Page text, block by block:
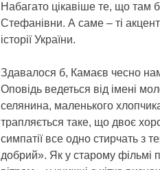
Набагато цікавіше те, що там
Стефанівни. А саме – ті
історії України.
Здавалося б, Камаєв чесно
Оповідь ведеться від імені
селянина, маленького
трапляється таке, що двоє
симпатії все одно стирчать з
добрий». Як у старому фільмі